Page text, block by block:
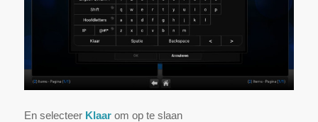
En selecteer Klaar om op te slaan